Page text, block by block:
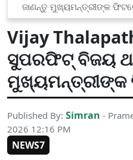
ଜାଣନ୍ତୁ ମୁଖ୍ୟମନ୍ତ୍ରୀଙ୍କ
Vijay
ସୁପରଫିଟ୍ ବିଜୟ
ମୁଖ୍ୟମନ୍ତ୍ରୀଙ୍କ
Published By: Simran -
2026 12:16 PM
NEWS7